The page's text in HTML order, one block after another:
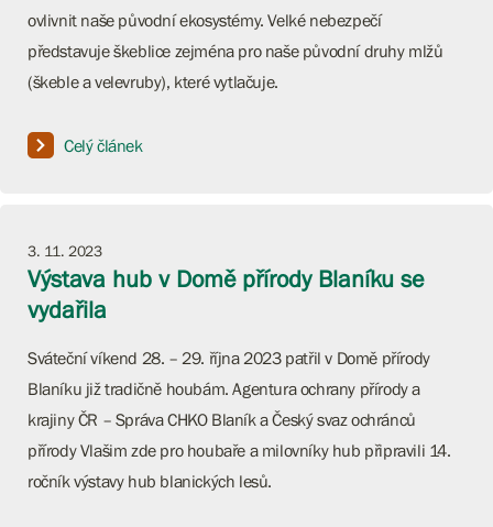
ovlivnit naše původní ekosystémy. Velké nebezpečí
představuje škeblice zejména pro naše původní druhy mlžů
(škeble a velevruby), které vytlačuje.
Celý článek
3. 11. 2023
Výstava hub v Domě přírody Blaníku se
vydařila
Sváteční víkend 28. – 29. října 2023 patřil v Domě přírody
Blaníku již tradičně houbám. Agentura ochrany přírody a
krajiny ČR – Správa CHKO Blaník a Český svaz ochránců
přírody Vlašim zde pro houbaře a milovníky hub připravili 14.
ročník výstavy hub blanických lesů.